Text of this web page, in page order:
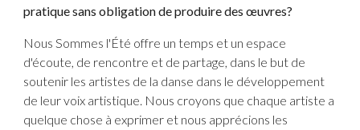
pratique sans obligation de produire des œuvres?
Nous Sommes l'Été offre un temps et un espace
d'écoute, de rencontre et de partage, dans le but de
soutenir les artistes de la danse dans le développement
de leur voix artistique. Nous croyons que chaque artiste a
quelque chose à exprimer et nous apprécions les